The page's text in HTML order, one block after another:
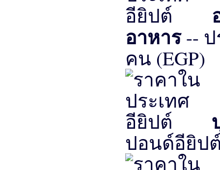
อาหาร--
คน (EGP)
ปอนด์อียิป